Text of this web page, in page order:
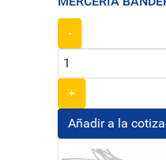
-
+